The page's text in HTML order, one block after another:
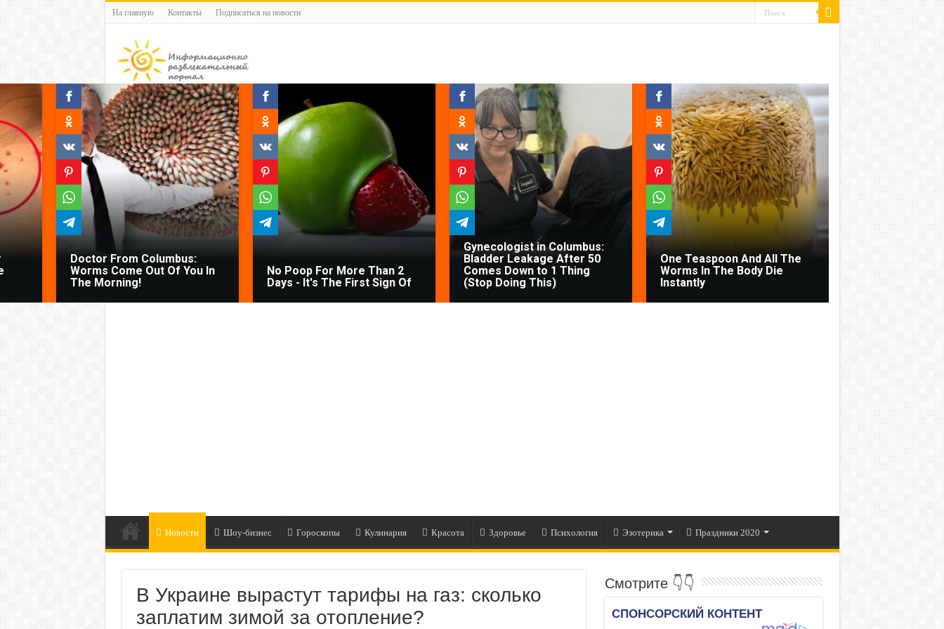
На главную Контакты Подписаться на новости
Doctor From Columbus:
Worms Come Out Of You In
The Morning!
No Poop For More Than 2
Days - It's The First Sign Of
Gynecologist in Columbus:
Bladder Leakage After 50
Comes Down to 1 Thing
(Stop Doing This)
One Teaspoon And All The
Worms In The Body Die
Instantly
Новости Шоу-бизнес Гороскопы Кулинария Красота Здоровье Психология Эзотерика Праздники 2020
В Украине вырастут тарифы на газ: сколько
заплатим зимой за отопление?
Смотрите 👇👇